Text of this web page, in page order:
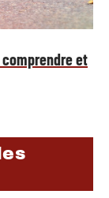
et